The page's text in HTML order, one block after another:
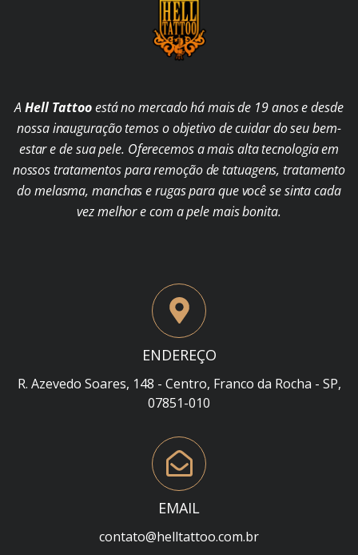
AHell Tattooestá no mercado há mais de 19 anos e desde
nossa inauguração temos o objetivo de cuidar do seu bem-
estar e de sua pele. Oferecemos a mais alta tecnologia em
nossos tratamentos para remoção de tatuagens, tratamento
do melasma, manchas e rugas para que você se sinta cada
vez melhor e com a pele mais bonita.
ENDEREÇO
R. Azevedo Soares, 148 - Centro, Franco da Rocha - SP,
07851-010
EMAIL
contato@helltattoo.com.br